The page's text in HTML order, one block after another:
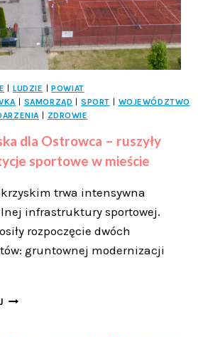
LUDZIE
POWIAT
SAMORZĄD SPORT
WOJEWÓDZTWO
ZDROWIE
dla Ostrowca – ruszyły
sportowe w mieście
trwa intensywna
infrastruktury sportowej.
rozpoczęcie dwóch
gruntownej modernizacji
NOWOCZESNE